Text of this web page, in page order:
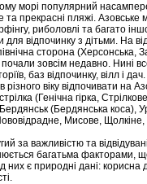
морі популярний
прекрасні пляжі. Азовське
риболовлі та багато
для відпочинку з дітьми. На
сторона (Херсонська,
почали зовсім недавно. Нині
баз відпочинку, вілл і
різного віку відпочивати на
(Генічна гірка,
(Бердянська коса),
Мисове,
за важливістю та
багатьма факторами,
є природні дані: корисна